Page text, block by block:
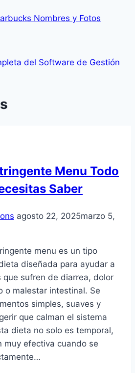
Nombres y Fotos
del Software de Gestión
Menu Todo
Saber
agosto 22, 2025marzo 5,
menu es un tipo
diseñada para ayudar a
que sufren de diarrea, dolor
o malestar intestinal. Se
simples, suaves y
que calman el sistema
dieta no solo es temporal,
muy efectiva cuando se